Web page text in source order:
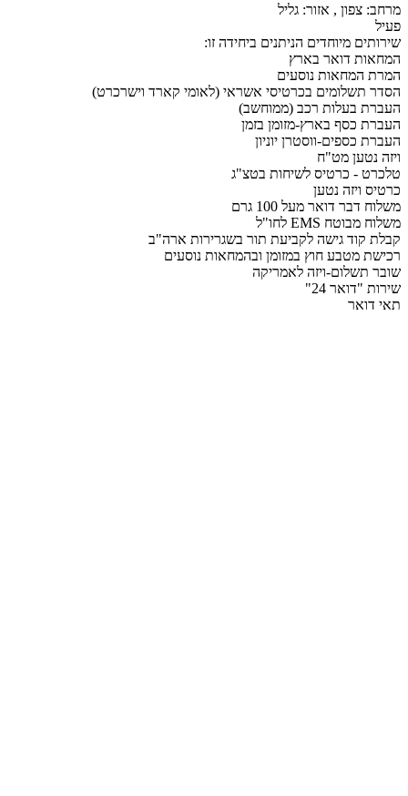
מרחב: צפון , אזור: גליל
פעיל
שירותים מיוחדים הניתנים ביחידה זו:
המחאות דואר בארץ
המרת המחאות נוסעים
הסדר תשלומים בכרטיסי אשראי (לאומי קארד וישרכרט)
העברת בעלות רכב (ממוחשב)
העברת כסף בארץ-מזומן בזמן
העברת כספים-ווסטרן יוניון
ויזה נטען מט"ח
טלכרט - כרטיס לשיחות בטצ"ג
כרטיס ויזה נטען
משלוח דבר דואר מעל 100 גרם
משלוח מבוטח EMS לחו"ל
קבלת קוד גישה לקביעת תור בשגרירות ארה"ב
רכישת מטבע חוץ במזומן ובהמחאות נוסעים
שובר תשלום-ויזה לאמריקה
שירות "דואר 24"
תאי דואר